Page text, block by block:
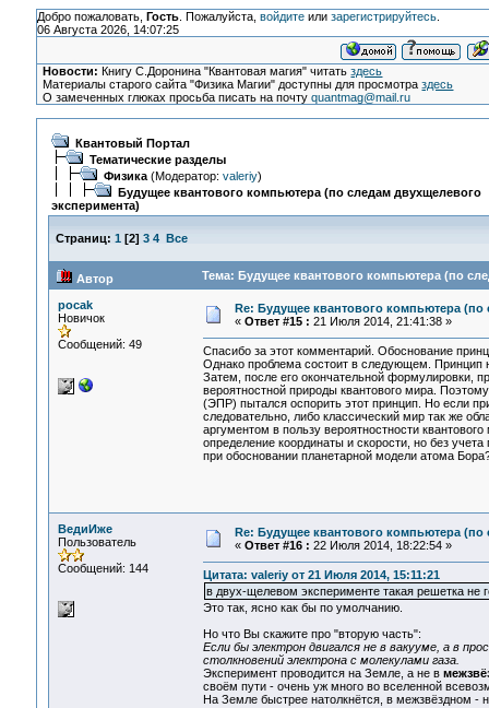
Добро пожаловать, Гость. Пожалуйста, войдитеили зарегистрируйтесь.
06 Августа 2026, 14:07:25
Новости: Книгу С.Доронина "Квантовая магия" читатьздесь
Материалы старого сайта "Физика Магии" доступны для просмотраздесь
О замеченных глюках просьба писать на почтуquantmag@mail.ru
Квантовый Портал
Тематические разделы
Физика(Модератор: valeriy)
Будущее квантового компьютера (по следам двухщелевого
эксперимента)
Страниц: 1 [2] 3 4 Все
Автор Тема: Будущее квантового компьютера (по
pocak
Новичок
Сообщений: 49
Re: Будущее квантового компьютера (по
« Ответ #15 : 21 Июля 2014, 21:41:38 »
Спасибо за этот комментарий. Обоснование
Однако проблема состоит в следующем. Принцип
Затем, после его окончательной формулировки,
вероятностной природы квантового мира.
(ЭПР) пытался оспорить этот принцип. Но если
следовательно, либо классический мир так же
аргументом в пользу вероятностности
определение координаты и скорости, но без
при обосновании планетарной модели атома
ВедиИже
Пользователь
Сообщений: 144
Re: Будущее квантового компьютера (по
« Ответ #16 : 22 Июля 2014, 18:22:54 »
Цитата: valeriy от 21 Июля 2014, 15:11:21
в двух-щелевом эксперименте такая решетка не
Это так, ясно как бы по умолчанию.
Но что Вы скажите про "вторую часть":
Если бы электрон двигался не в вакууме, а в
столкновений электрона с молекулами газа.
Эксперимент проводится на Земле, а не в
своём пути - очень уж много во вселенной
На Земле быстрее натолкнётся, в межзвёздном -